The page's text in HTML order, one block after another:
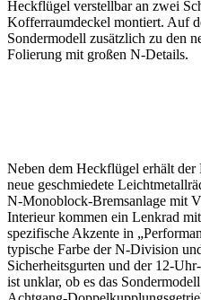
Heckflügel verstellbar an zwei
Kofferraumdeckel montiert. Auf
Sondermodell zusätzlich zu den
Folierung mit großen N-Details.
Neben dem Heckflügel erhält
neue geschmiedete
N-Monoblock-Bremsanlage mit
Interieur kommen ein Lenkrad
spezifische Akzente in
typische Farbe der N-Division
Sicherheitsgurten und der 12-
ist unklar, ob es das